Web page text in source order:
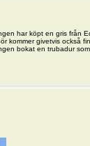
har köpt en gris från
kommer givetvis också
bokat en trubadur